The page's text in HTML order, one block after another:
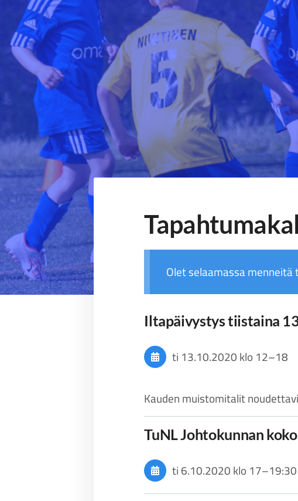
Siirry
sivun
sisältöön
Sivuston etusivulle
Olet selaamassa
Iltapäivystys tiistaina
ti 13.10.2020klo 12–18
Kauden muistomitalit
TuNL Johtokunnan
ti 6.10.2020klo 17–19:30